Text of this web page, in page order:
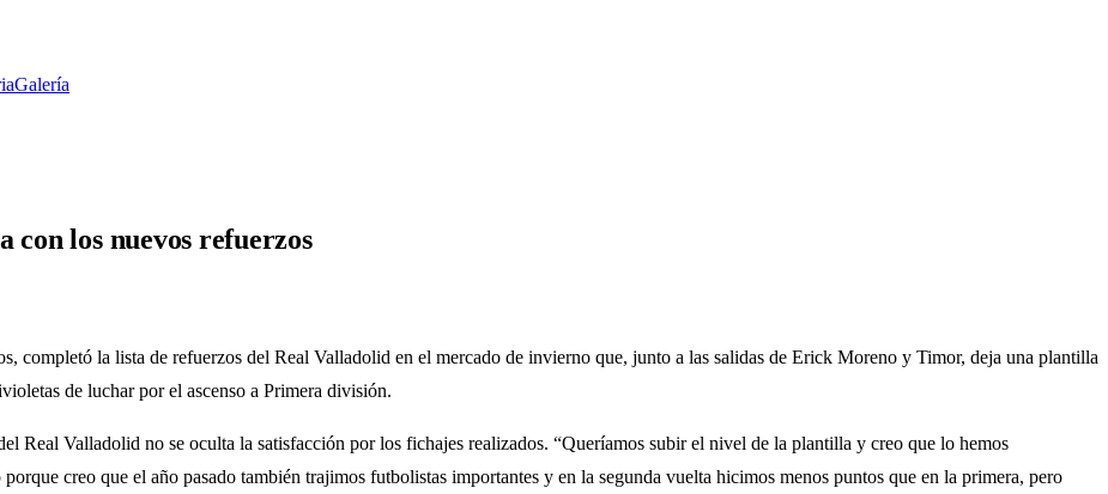
Galería
con los nuevos refuerzos
completó la lista de refuerzos del Real Valladolid en el mercado de invierno que, junto a las salidas de Erick Moreno y Timor, deja una plantilla
de luchar por el ascenso a Primera división.
Real Valladolid no se oculta la satisfacción por los fichajes realizados. “Queríamos subir el nivel de la plantilla y creo que lo hemos
creo que el año pasado también trajimos futbolistas importantes y en la segunda vuelta hicimos menos puntos que en la primera, pero